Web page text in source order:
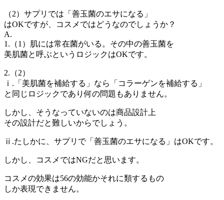
（2）サプリでは「善玉菌のエサになる」
はOKですが、コスメではどうなのでしょうか？
A.
1.（1）肌には常在菌がいる。その中の善玉菌を
美肌菌と呼ぶというロジックはOKです。
2.（2）
ⅰ.「美肌菌を補給する」なら「コラーゲンを補給する」
と同じロジックであり何の問題もありません。
しかし、そうなっていないのは商品設計上
その設計だと難しいからでしょう。
ⅱ.たしかに、サプリで「善玉菌のエサになる」はOKです。
しかし、コスメではNGだと思います。
コスメの効果は56の効能かそれに類するもの
しか表現できません。